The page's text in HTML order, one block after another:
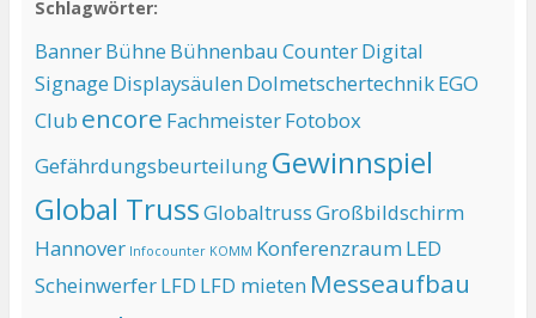
Schlagwörter:
BannerBühne BühnenbauCounterDigital
Signage DisplaysäulenDolmetschertechnikEGO
Club encore FachmeisterFotobox
GefährdungsbeurteilungGewinnspiel
Global TrussGlobaltrussGroßbildschirm
Hannover Infocounter KOMM KonferenzraumLED
ScheinwerferLFD LFD mieten Messeaufbau